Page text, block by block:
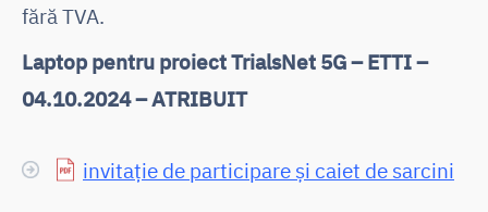
fără TVA.
Laptop pentru proiect TrialsNet 5G – ETTI –
04.10.2024 – ATRIBUIT
invitație de participare și caiet de sarcini